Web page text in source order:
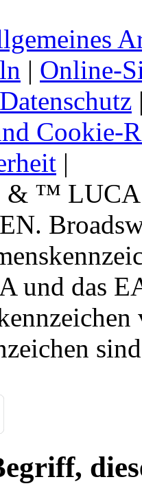
| Online-
Cookie-
|
™
und das